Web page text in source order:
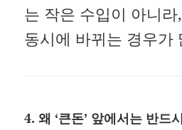
는 작은 수입이 아니라
동시에 바뀌는 경우가
4.왜 ‘큰돈’ 앞에서는 반드